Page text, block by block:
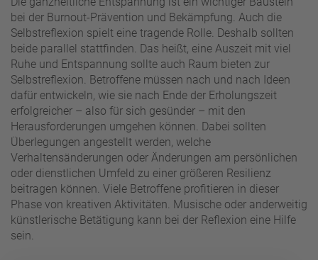
bei der Burnout-Prävention und Bekämpfung. Auch die
Selbstreflexion spielt eine tragende Rolle. Deshalb sollten
beide parallel stattfinden. Das heißt, eine Auszeit mit viel
Ruhe und Entspannung sollte auch Raum bieten zur
Selbstreflexion. Betroffene müssen nach und nach Ideen
dafür entwickeln, wie sie nach Ende der Erholungszeit
erfolgreicher – also für sich gesünder – mit den
Herausforderungen umgehen können. Dabei sollten
Überlegungen angestellt werden, welche
Verhaltensänderungen oder Änderungen am persönlichen
oder dienstlichen Umfeld zu einer größeren Resilienz
beitragen können. Viele Betroffene profitieren in dieser
Phase von kreativen Aktivitäten. Musische oder anderweitig
künstlerische Betätigung kann bei der Reflexion eine Hilfe
sein.